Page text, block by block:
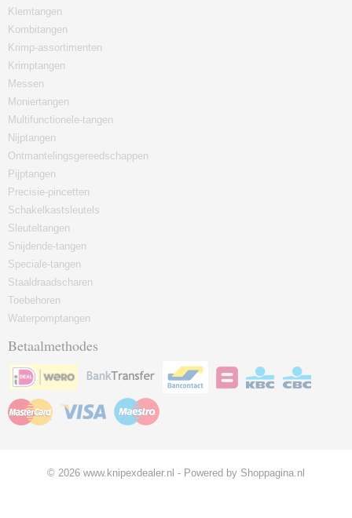
Klemtangen
Kombitangen
Krimp-assortimenten
Krimptangen
Messen
Moniertangen
Multifunctionele-tangen
Nijptangen
Ontmantelingsgereedschappen
Pijptangen
Precisie-pincetten
Schakelkastsleutels
Sleuteltangen
Snijdende-tangen
Speciale-tangen
Staaldraadscharen
Toebehoren
Waterpomptangen
Betaalmethodes
© 2026 www.knipexdealer.nl - Powered by Shoppagina.nl